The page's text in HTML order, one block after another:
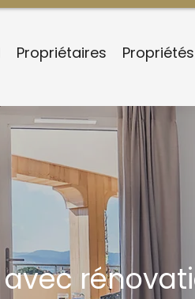
Propriétaires Propriétés